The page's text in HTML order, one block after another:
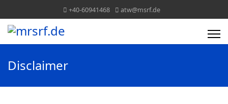
+40-60941468 atw@msrf.de
Disclaimer